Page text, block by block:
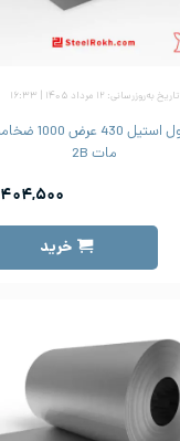
تاریخ به‌روزرسانی: ۱۲ مرداد ۱۴۰۵ | ۱۶:۳۳
مات 2B
۴۰۴,۵۰۰
خرید